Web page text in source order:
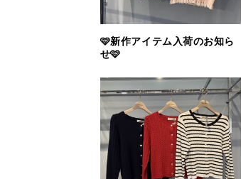
🩷新作アイテム入荷のお知ら
せ🩷